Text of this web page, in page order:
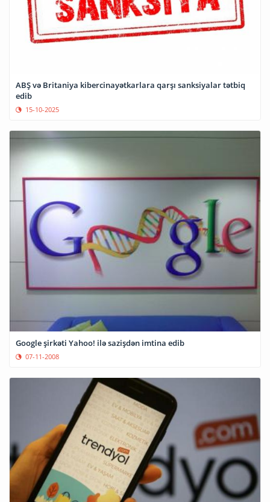
ABŞ və Britaniya kibercinayətkarlara qarşı sanksiyalar tətbiq
edib
15-10-2025
Google şirkəti Yahoo! ilə sazişdən imtina edib
07-11-2008